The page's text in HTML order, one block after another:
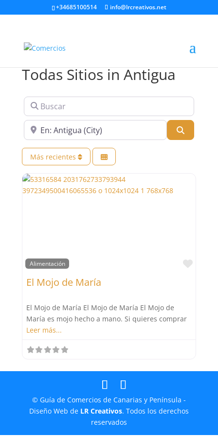
+34685100514 info@lrcreativos.net
Todas Sitios in Antigua
Buscar
Cerca de
Más recientes
Alimentación
El Mojo de María
El Mojo de María El Mojo de María El Mojo de
María es mojo hecho a mano. Si quieres comprar
Leer más...
© Guía de Comercios de Canarias y Península -
Diseño Web de LR Creativos. Todos los derechos
reservados